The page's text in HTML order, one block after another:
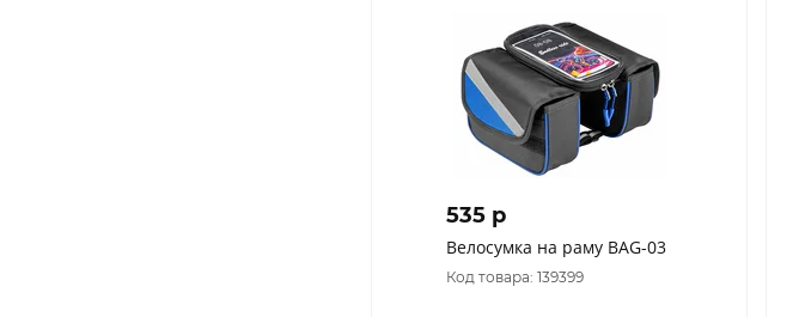
535 p
Велосумка на раму BAG-03
Код товара: 139399